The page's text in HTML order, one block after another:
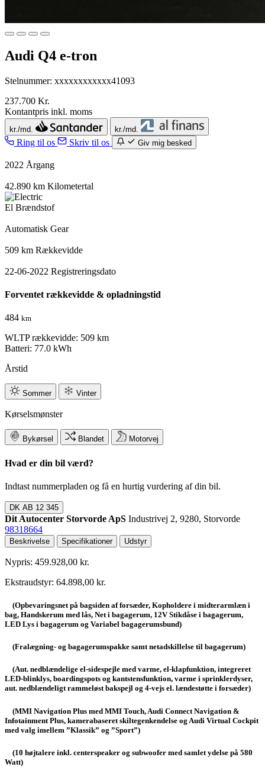
Audi Q4 e-tron
Stelnummer: xxxxxxxxxxxx41093
237.700 Kr.
Kontantpris inkl. moms
kr./md. kr./md.
Ring til os Skriv til os Giv mig besked
2022 Årgang
42.890 km Kilometertal
El Brændstof
Automatisk Gear
509 km Rækkevidde
22-06-2022 Registreringsdato
Forventet rækkevidde & opladningstid
484 km
WLTP rækkevidde: 509 km
Batteri: 77.0 kWh
Årstid
Sommer Vinter
Kørselsmønster
Bykørsel Blandet Motorvej
Hvad er din bil værd?
Indtast nummerpladen og få en hurtig vurdering af din bil.
DK AB 12 345
Dit Autocenter Storvorde ApS Industrivej 2, 9280, Storvorde
98318664
Beskrivelse Specifikationer Udstyr
Nypris: 459.928,00 kr.
Ekstraudstyr: 64.898,00 kr.
(Opbevaringsnet på bagsiden af forsæder, Kopholdere i midterarmlæn i
bag, Handskerum med lås, Net i bagagerum, 12V Stikdåse i bagagerum,
LED Lys i bagagerum og Variabel bagagerumsbund)
(Fralægning- og bagagerumspakke samt netadskillelse til bagagerum)
(Aut. nedblændelige el-sidespejle med varme, el-klapfunktion, integreret
LED-blinklys, boardingspots og kantstensfunktion, varme i sprinklerdyser,
aut. nedblændeligt rammeløst bakspejl og 4-vejs el. lændestøtte i forsæder)
(MMI Navigation Plus med MMI Touch, Audi Connect Navigation &
Infotainment Plus, kamerabaseret skiltegenkendelse og Audi Virtual Cockpit
med valg imellem ”Klassik” og ”Sport”)
(10 højtalere inkl. centerspeaker og subwoofer med samlet ydelse på 580
Watt)